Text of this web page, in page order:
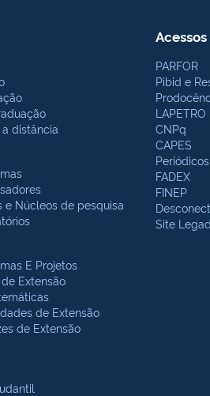
a distância
e Núcleos de pesquisa
E Projetos
Extensão
de Extensão
de Extensão
Acessos
PARFOR
Pibid e
LAPETRO
CNPq
CAPES
Periódicos
FADEX
FINEP
Site